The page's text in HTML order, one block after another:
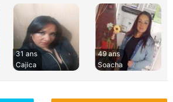
31 ans
Cajica
49 ans
Soacha